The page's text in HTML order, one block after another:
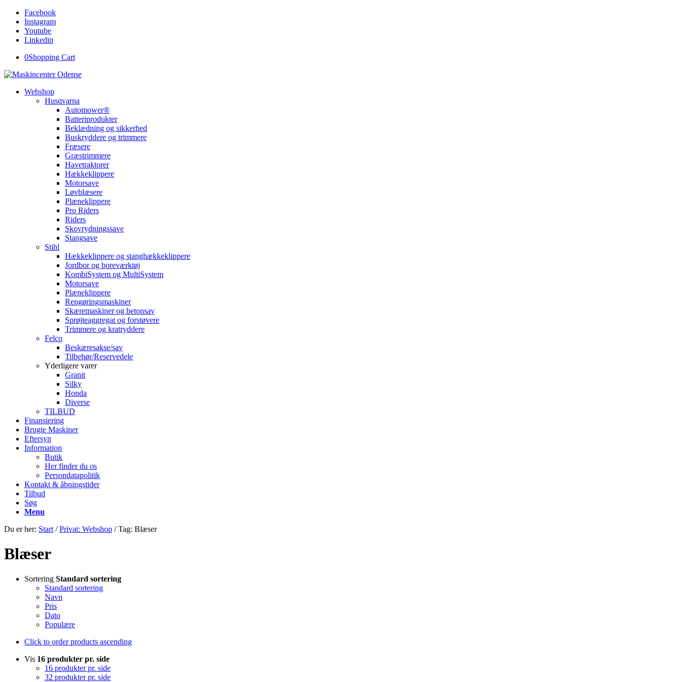
Facebook
Instagram
Youtube
Linkedin
0Shopping Cart
Webshop
Husqvarna
Automower®
Batteriprodukter
Beklædning og sikkerhed
Buskryddere og trimmere
Fræsere
Græstrimmere
Havetraktorer
Hækkeklippere
Motorsave
Løvblæsere
Plæneklippere
Pro Riders
Riders
Skovrydningssave
Stangsave
Stihl
Hækkeklippere og stanghækkeklippere
Jordbor og boreværktøj
KombiSystem og MultiSystem
Motorsave
Plæneklippere
Rengøringsmaskiner
Skæremaskiner og betonsav
Sprøjteaggregat og forstøvere
Trimmere og kratryddere
Felco
Beskæresakse/sav
Tilbehør/Reservedele
Yderligere varer
Granit
Silky
Honda
Diverse
TILBUD
Finansiering
Brugte Maskiner
Eftersyn
Information
Butik
Her finder du os
Persondatapolitik
Kontakt & åbningstider
Tilbud
Søg
Menu
Du er her: Start / Privat: Webshop / Tag: Blæser
Blæser
Sortering Standard sortering
Standard sortering
Navn
Pris
Dato
Populære
Click to order products ascending
Vis 16 produkter pr. side
16 produkter pr. side
32 produkter pr. side